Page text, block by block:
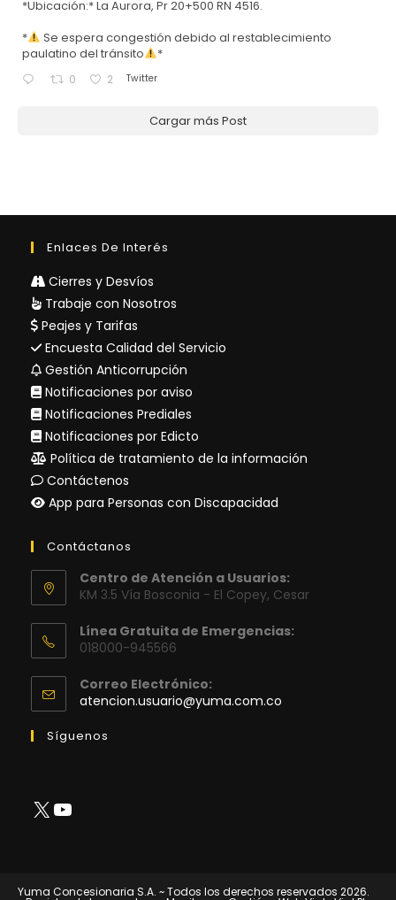
*Ubicación:* La Aurora, Pr 20+500 RN 4516.
*
Se espera congestión debido al restablecimiento
paulatino del tránsito
*
0 2 Twitter
Cargar más Post
Enlaces De Interés
Cierres y Desvíos
Trabaje con Nosotros
Peajes y Tarifas
Encuesta Calidad del Servicio
Gestión Anticorrupción
Notificaciones por aviso
Notificaciones Prediales
Notificaciones por Edicto
Política de tratamiento de la información
Contáctenos
App para Personas con Discapacidad
Contáctanos
Centro de Atención a Usuarios:
KM 3.5 Vía Bosconia - El Copey, Cesar
Línea Gratuita de Emergencias:
018000-945566
Correo Electrónico:
atencion.usuario@yuma.com.co
Síguenos
X YouTube
Yuma Concesionaria S.A. ~ Todos los derechos reservados 2026.